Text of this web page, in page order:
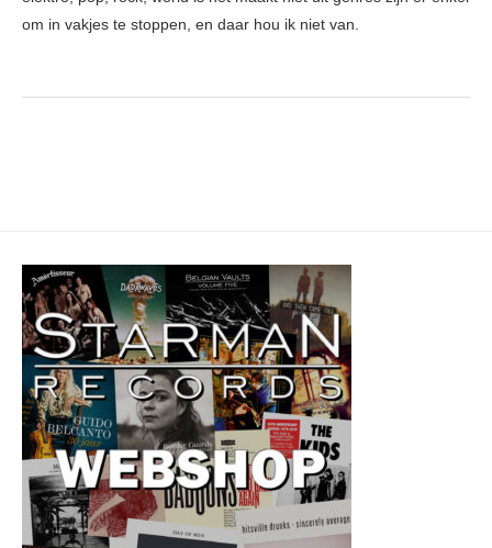
om in vakjes te stoppen, en daar hou ik niet van.